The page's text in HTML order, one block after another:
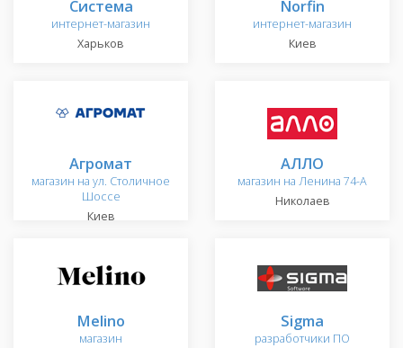
Система
интернет-магазин
Харьков
Norfin
интернет-магазин
Киев
Агромат
магазин на ул. Столичное
Шоссе
Киев
АЛЛО
магазин на Ленина 74-А
Николаев
Melino
магазин
Sigma
разработчики ПО